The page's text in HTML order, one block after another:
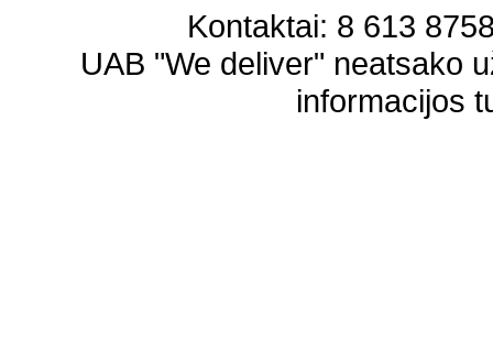
Kontaktai: 8 613
UAB "We deliver" neatsako
informacijos